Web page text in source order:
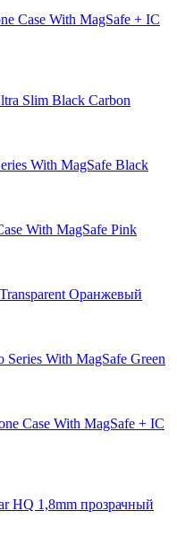
Case With MagSafe + IC
Slim Black Carbon
With MagSafe Black
With MagSafe Pink
Оранжевый
With MagSafe Green
Case With MagSafe + IC
HQ 1,8mm прозрачный